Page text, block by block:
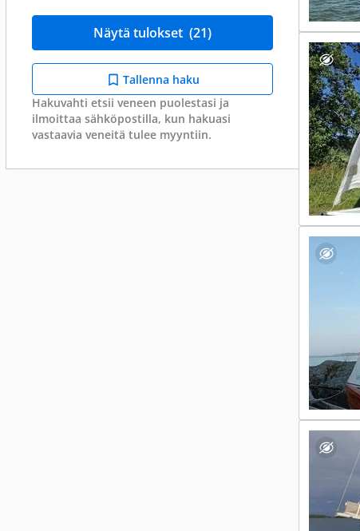
Näytä tulokset (21)
Tallenna haku
Hakuvahti etsii veneen puolestasi ja
ilmoittaa sähköpostilla, kun hakuasi
vastaavia veneitä tulee myyntiin.